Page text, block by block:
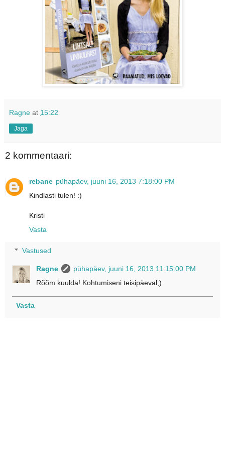
Ragne at 15:22
Jaga
2 kommentaari:
rebane pühapäev, juuni 16, 2013 7:18:00 PM
Kindlasti tulen! :)
Kristi
Vasta
Vastused
Ragne
pühapäev, juuni 16, 2013 11:15:00 PM
Rõõm kuulda! Kohtumiseni teisipäeval;)
Vasta